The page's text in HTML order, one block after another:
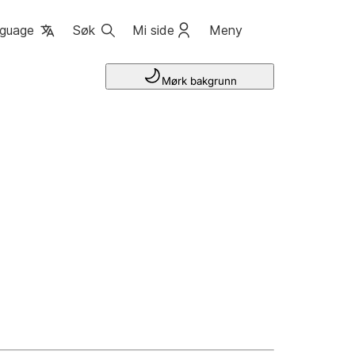
Søk Mi side Meny
Mørk bakgrunn